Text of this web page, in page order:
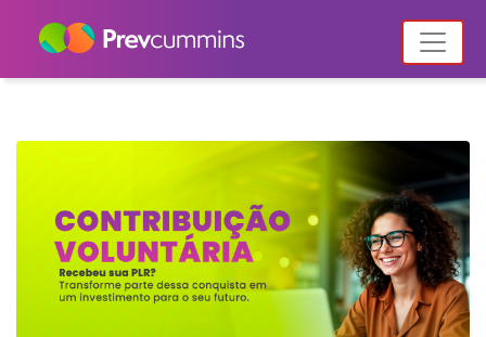
Home Notícias Posts tagged "vida financeira"